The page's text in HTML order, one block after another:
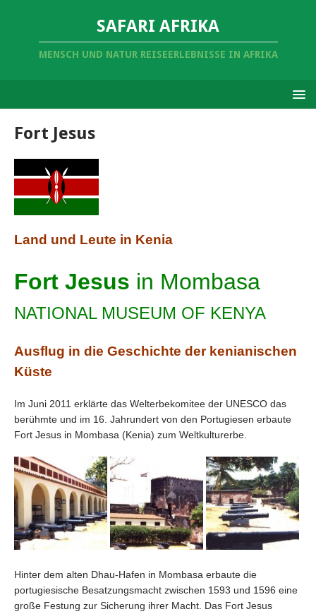
SAFARI AFRIKA
MENSCH UND NATUR REISEERLEBNISSE IN AFRIKA
Fort Jesus
Land und Leute in Kenia
Fort Jesus in Mombasa
NATIONAL MUSEUM OF KENYA
Ausflug in die Geschichte der kenianischen
Küste
Im Juni 2011 erklärte das Welterbekomitee der UNESCO das
berühmte und im 16. Jahrundert von den Portugiesen erbaute
Fort Jesus in Mombasa (Kenia) zum Weltkulturerbe.
Hinter dem alten Dhau-Hafen in Mombasa erbaute die
portugiesische Besatzungsmacht zwischen 1593 und 1596 eine
große Festung zur Sicherung ihrer Macht. Das Fort Jesus